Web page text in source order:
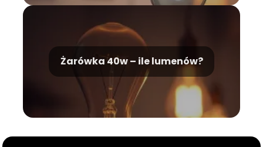
Żarówka 40w – ile lumenów?